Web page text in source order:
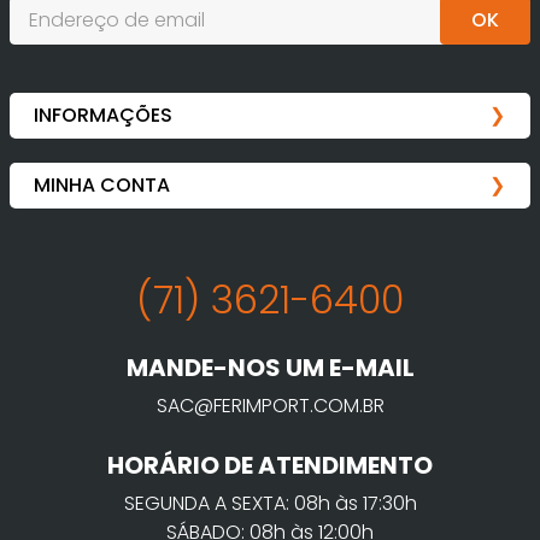
OK
(71) 3621-6400
MANDE-NOS UM E-MAIL
SAC@FERIMPORT.COM.BR
HORÁRIO DE ATENDIMENTO
SEGUNDA A SEXTA: 08h às 17:30h
SÁBADO: 08h às 12:00h